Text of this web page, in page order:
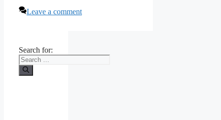
Leave a comment
Search for: